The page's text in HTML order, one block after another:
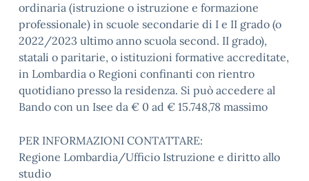
ordinaria (istruzione o istruzione e formazione
professionale) in scuole secondarie di I e II grado (o
2022/2023 ultimo anno scuola second. II grado),
statali o paritarie, o istituzioni formative accreditate,
in Lombardia o Regioni confinanti con rientro
quotidiano presso la residenza. Si può accedere al
Bando con un Isee da € 0 ad € 15.748,78 massimo
PER INFORMAZIONI CONTATTARE:
Regione Lombardia/Ufficio Istruzione e diritto allo
studio